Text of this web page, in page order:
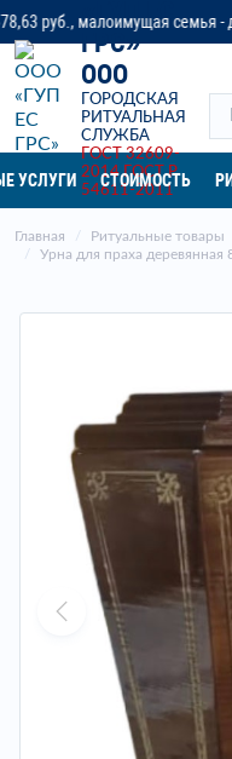
малоимущая семья - до
«ГУП ЕС
ГРС»
ООО
ГОРОДСКАЯ
РИТУАЛЬНАЯ
СЛУЖБА
ГОСТ 32609-
2014 ГОСТ Р
54611-2011
УСЛУГИ СТОИМОСТЬ
Главная Ритуальные товары
Урна для праха деревянная